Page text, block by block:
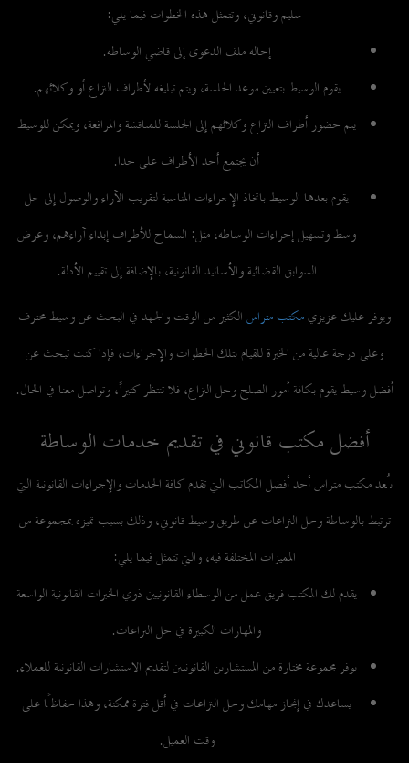
سليم وقانوني، وتتمثل هذه الخطوات فيما يلي:
إحالة ملف الدعوى إلى قاضي الوساطة.
يقوم الوسيط بتعيين موعد الجلسة، ويتم تبليغه لأطراف النزاع أو وكلائهم.
يتم حضور أطراف النزاع وكلائهم إلى الجلسة للمناقشة والمرافعة، ويمكن للوسيط
أن يجتمع أحد الأطراف على حدا.
يقوم بعدها الوسيط باتخاذ الإجراءات المناسبة لتقريب الآراء والوصول إلى حل
وسط وتسهيل إجراءات الوساطة، مثل: السماح للأطراف إبداء آراءهم، وعرض
السوابق القضائية والأسانيد القانونية، بالإضافة إلى تقييم الأدلة.
ويوفر عليك عزيزيمكتب متراسالكثير من الوقت والجهد في البحث عن وسيط محترف
وعلى درجة عالية من الخبرة للقيام بتلك الخطوات والإجراءات، فإذا كنت تبحث عن
أفضل وسيط يقوم بكافة أمور الصلح وحل النزاع، فلا تنتظر كثيراً، وتواصل معنا في الحال.
أفضل مكتب قانوني في تقديم خدمات الوساطة
يُعدمكتب متراسأحد أفضل المكاتب التي تقدم كافة الخدمات والإجراءات القانونية التي
ترتبط بالوساطة وحل النزاعات عن طريق وسيط قانوني، وذلك بسبب تميزه بمجموعة من
المميزات المختلفة فيه، والتي تتمثل فيما يلي:
يقدم لك المكتب فريق عمل من الوسطاء القانونيين ذوي الخبرات القانونية الواسعة
والمهارات الكبيرة في حل النزاعات.
يوفر مجموعة مختارة من المستشارين القانونيين لتقديم الاستشارات القانونية للعملاء.
يساعدك في إنجاز مهامك وحل النزاعات في أقل فترة ممكنة، وهذا حفاظًا على
وقت العميل.